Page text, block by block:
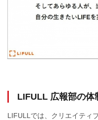
LIFULL 広報部の体
LIFULLでは、クリエイティ